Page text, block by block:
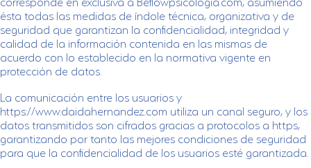
ésta todas las medidas de índole técnica, organizativa y de
seguridad que garantizan la confidencialidad, integridad y
calidad de la información contenida en las mismas de
acuerdo con lo establecido en la normativa vigente en
protección de datos.
La comunicación entre los usuarios y
https://www.daidahernandez.com utiliza un canal seguro, y los
datos transmitidos son cifrados gracias a protocolos a https,
garantizando por tanto las mejores condiciones de seguridad
para que la confidencialidad de los usuarios esté garantizada.